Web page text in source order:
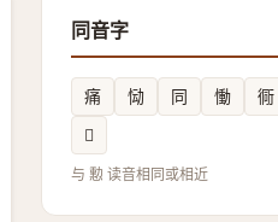
同音字
痛 恸 同 慟 衕
𫎴
与 憅 读音相同或相近